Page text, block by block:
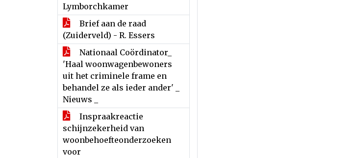
Lymborchkamer
Brief aan de raad
(Zuiderveld) - R. Essers
Nationaal Coördinator_
'Haal woonwagenbewoners
uit het criminele frame en
behandel ze als ieder ander' _
Nieuws _
Inspraakreactie
schijnzekerheid van
woonbehoefteonderzoeken
voor